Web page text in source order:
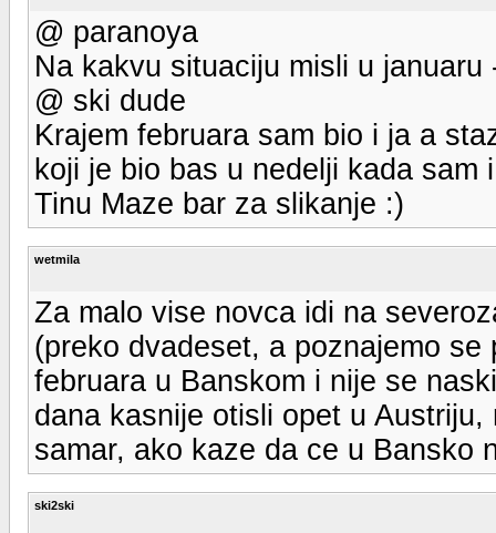
@ paranoya
Na kakvu situaciju misli u
@ ski dude
Krajem februara sam bio i ja a
koji je bio bas u nedelji kada
Tinu Maze bar za slikanje :)
wetmila
Za malo vise novca idi na
(preko dvadeset, a poznajemo
februara u Banskom i nije se
dana kasnije otisli opet u
samar, ako kaze da ce u Bansko
ski2ski